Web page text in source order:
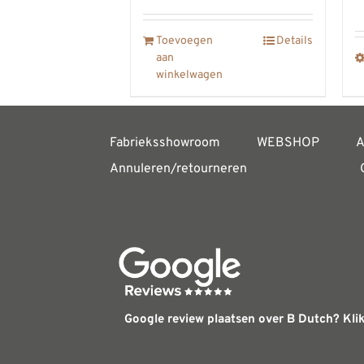
Toevoegen
aan
winkelwagen
Details
Fabrieksshowroom WEBSHOP
Annuleren/retourneren
Google review plaatsen over B Dutch?